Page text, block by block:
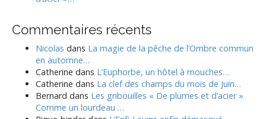
Commentaires récents
Nicolas dans La magie de la pêche de l’Ombre commun
en automne…
Catherine dans L’Euphorbe, un hôtel à mouches…
Catherine dans La clef des champs du mois de Juin…
Bernard dans Les gribouilles « De plumes et d’acier »
Comme un lourdeau …